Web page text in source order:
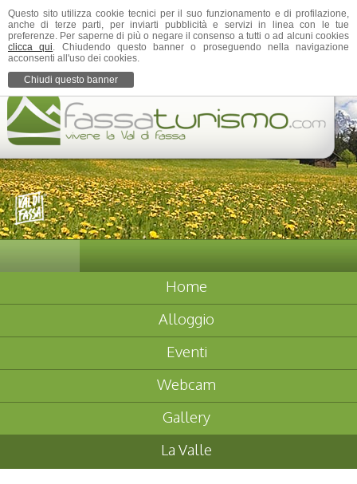
Home
Alloggio
Eventi
Webcam
Gallery
La Valle
Questo sito utilizza cookie tecnici per il suo funzionamento e di profilazione,
anche di terze parti, per inviarti pubblicità e servizi in linea con le tue
preferenze. Per saperne di più o negare il consenso a tutti o ad alcuni cookies
clicca qui. Chiudendo questo banner o proseguendo nella navigazione
acconsenti all'uso dei cookies.
Chiudi questo banner